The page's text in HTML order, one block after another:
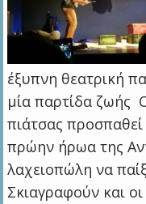
έξυπνη θεατρική
μία παρτίδα
πιάτσας
πρώην ήρωα της
λαχειοπώλη να
Σκιαγραφούν και